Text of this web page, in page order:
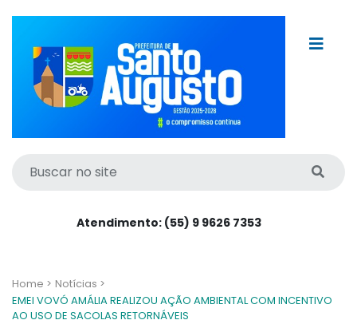
Atendimento: (55) 9 9626 7353
Home > Notícias >
EMEI VOVÓ AMÁLIA REALIZOU AÇÃO AMBIENTAL COM INCENTIVO
AO USO DE SACOLAS RETORNÁVEIS